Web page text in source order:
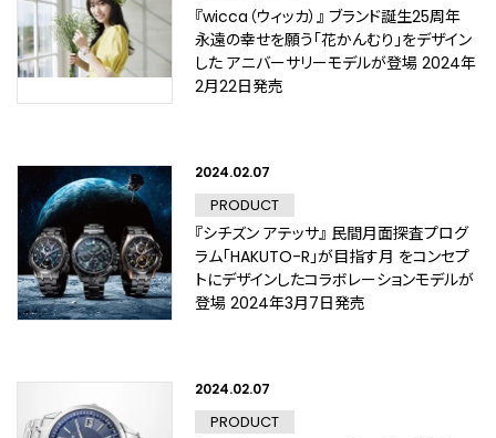
『wicca（ウィッカ）』 ブランド誕生25周年
永遠の幸せを願う「花かんむり」をデザイン
した アニバーサリーモデルが登場 2024年
2月22日発売
2024.02.07
PRODUCT
『シチズン アテッサ』 民間月面探査プログ
ラム「HAKUTO-R」が目指す月 をコンセプ
トにデザインしたコラボレーションモデルが
登場 2024年3月7日発売
2024.02.07
PRODUCT